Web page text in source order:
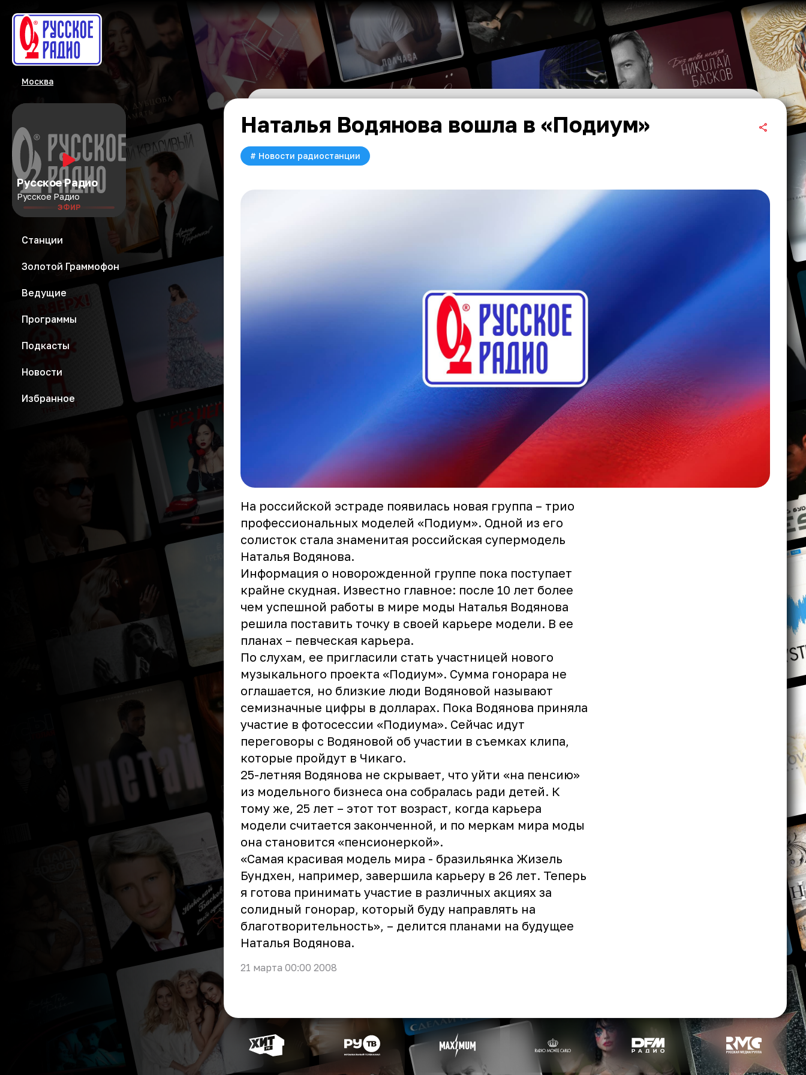
Москва
Русское Радио
Русское Радио
ЭФИР
Станции
Золотой Граммофон
Ведущие
Программы
Подкасты
Новости
Избранное
Наталья Водянова вошла в «Подиум»
# Новости радиостанции
На российской эстраде появилась новая группа – трио
профессиональных моделей «Подиум». Одной из его
солисток стала знаменитая российская супермодель
Наталья Водянова.
Информация о новорожденной группе пока поступает
крайне скудная. Известно главное: после 10 лет более
чем успешной работы в мире моды Наталья Водянова
решила поставить точку в своей карьере модели. В ее
планах – певческая карьера.
По слухам, ее пригласили стать участницей нового
музыкального проекта «Подиум». Сумма гонорара не
оглашается, но близкие люди Водяновой называют
семизначные цифры в долларах. Пока Водянова приняла
участие в фотосессии «Подиума». Сейчас идут
переговоры с Водяновой об участии в съемках клипа,
которые пройдут в Чикаго.
25-летняя Водянова не скрывает, что уйти «на пенсию»
из модельного бизнеса она собралась ради детей. К
тому же, 25 лет – этот тот возраст, когда карьера
модели считается законченной, и по меркам мира моды
она становится «пенсионеркой».
«Самая красивая модель мира - бразильянка Жизель
Бундхен, например, завершила карьеру в 26 лет. Теперь
я готова принимать участие в различных акциях за
солидный гонорар, который буду направлять на
благотворительность», – делится планами на будущее
Наталья Водянова.
21 марта 00:00 2008